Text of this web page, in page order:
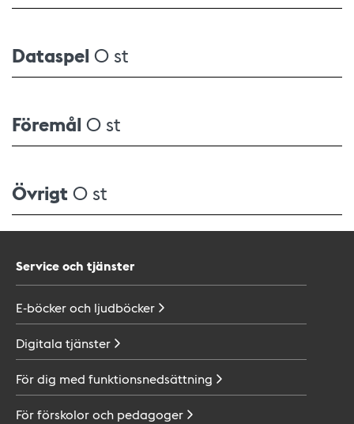
Dataspel 0 st
Föremål 0 st
Övrigt 0 st
Service och tjänster
E-böcker och ljudböcker
Digitala tjänster
För dig med funktionsnedsättning
För förskolor och pedagoger